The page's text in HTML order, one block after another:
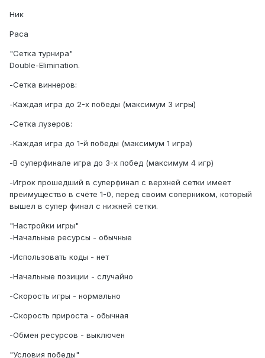
Ник
Раса
"Сетка турнира"
Double-Elimination.
-Сетка виннеров:
-Каждая игра до 2-х победы (максимум 3 игры)
-Сетка лузеров:
-Каждая игра до 1-й победы (максимум 1 игра)
-В суперфинале игра до 3-х побед (максимум 4 игр)
-Игрок прошедший в суперфинал с верхней сетки имеет
преимущество в счёте 1-0, перед своим соперником, который
вышел в супер финал с нижней сетки.
"Настройки игры"
-Начальные ресурсы - обычные
-Использовать коды - нет
-Начальные позиции - случайно
-Скорость игры - нормально
-Скорость прироста - обычная
-Обмен ресурсов - выключен
"Условия победы"